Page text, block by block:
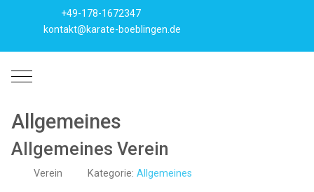
+49-178-1672347
kontakt@karate-boeblingen.de
Mobile Menu Toggle
Allgemeines
Allgemeines Verein
Verein Kategorie:Allgemeines